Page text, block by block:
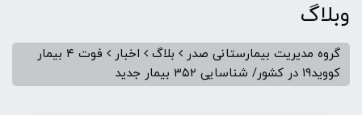
وبلاگ
گروه مدیریت بیمارستانی صدر بلاگ اخبار
فوت ۴ بیمار
کووید۱۹ در کشور/ شناسایی ۳۵۲ بیمار جدید